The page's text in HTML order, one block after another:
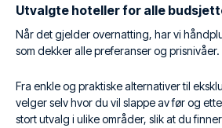
Utvalgte hoteller for alle
Når det gjelder overnatting, har vi
som dekker alle preferanser og prisnivåer.
Fra enkle og praktiske alternativer til
velger selv hvor du vil slappe av før og
stort utvalg i ulike områder, slik at du